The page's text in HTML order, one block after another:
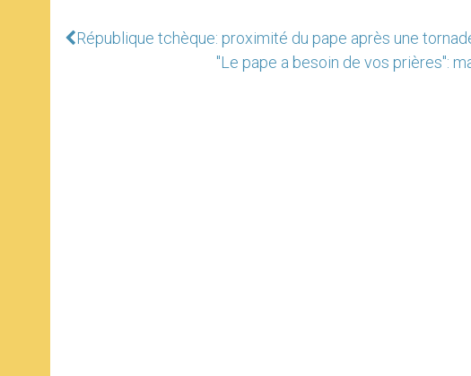
République tchèque: proximité du pape après une
"Le pape a besoin de vos prières":